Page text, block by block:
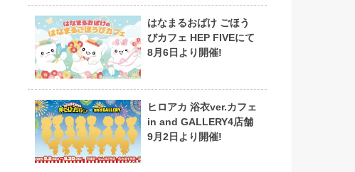
はなまるおばけ ごほう
びカフェ HEP FIVEにて
8月6日より開催!
ヒロアカ 浴衣ver.カフェ
in and GALLERY4店舗
9月2日より開催!